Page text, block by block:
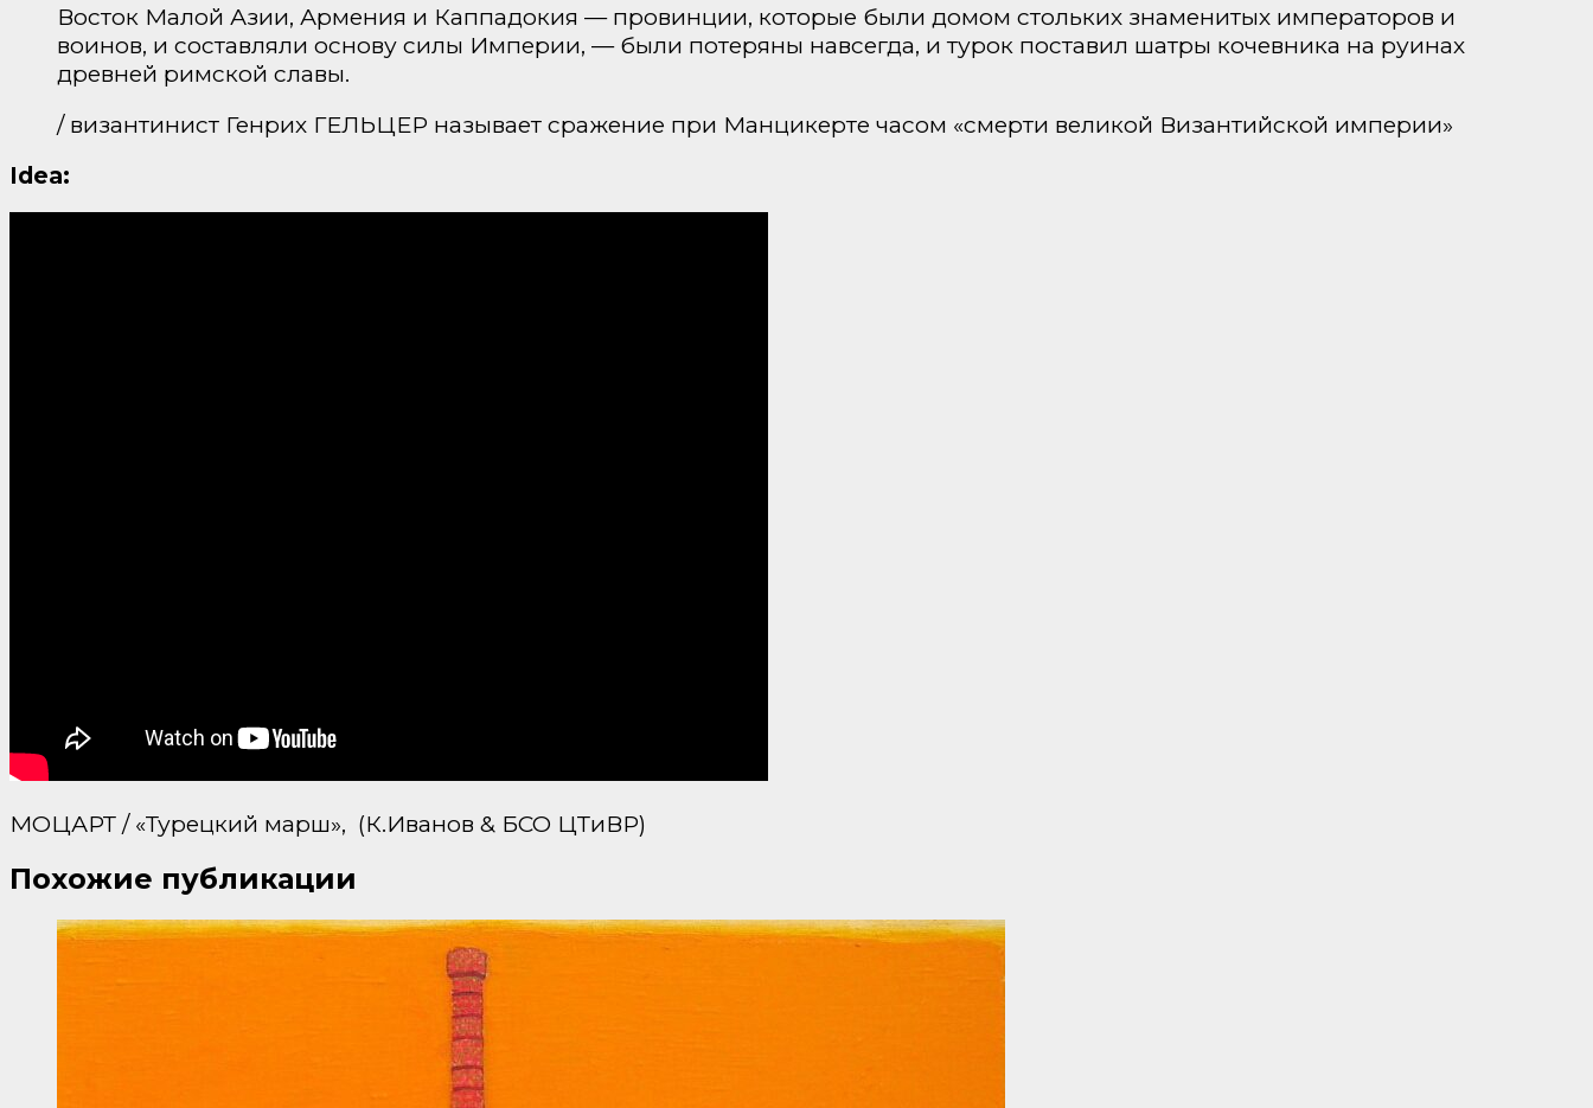
Восток Малой Азии, Армения и Каппадокия — провинции, которые были домом стольких знаменитых императоров и
воинов, и составляли основу силы Империи, — были потеряны навсегда, и турок поставил шатры кочевника на руинах
древней римской славы.
/ византинист Генрих ГЕЛЬЦЕР называет сражение при Манцикерте часом «смерти великой Византийской империи»
Idea:
МОЦАРТ / «Турецкий марш», (К.Иванов & БСО ЦТиВР)
Похожие публикации